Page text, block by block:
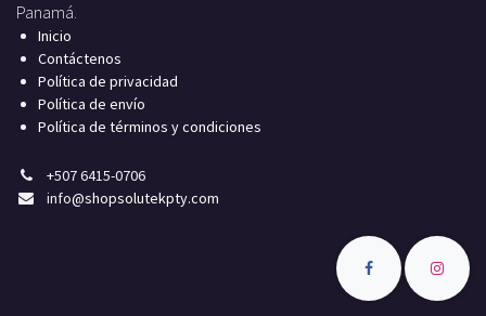
Panamá.
Inicio
Contáctenos
Política de privacidad
Política de envío
Política de términos y condiciones
+507 6415-0706
info@shopsolutekpty.com